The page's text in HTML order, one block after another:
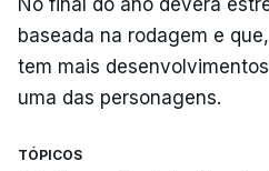
No final do ano deverá
baseada na rodagem e
tem mais
uma das personagens.
TÓPICOS